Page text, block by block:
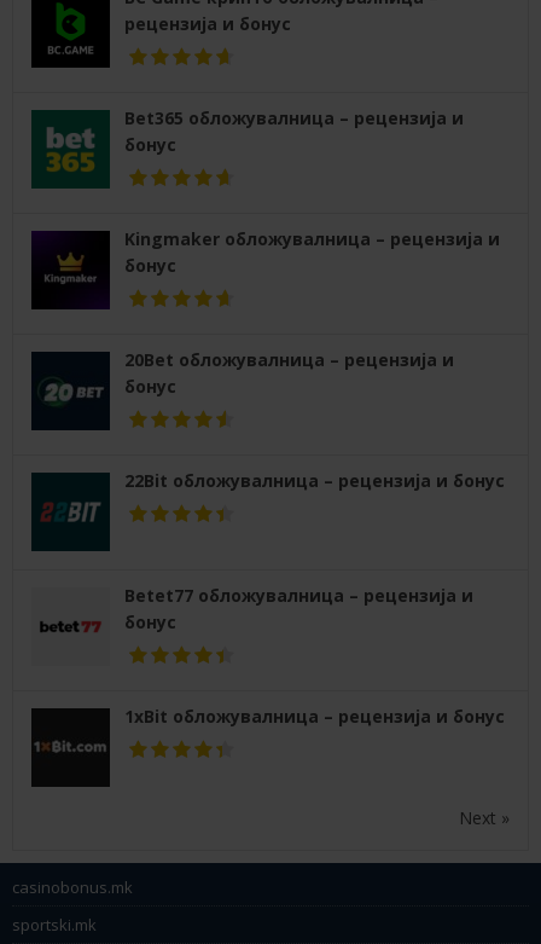
рецензија и бонус
Bet365 обложувалница – рецензија и
бонус
Kingmaker обложувалница – рецензија и
бонус
20Bet обложувалница – рецензија и
бонус
22Bit обложувалница – рецензија и бонус
Betet77 обложувалница – рецензија и
бонус
1xBit обложувалница – рецензија и бонус
Next »
casinobonus.mk
sportski.mk